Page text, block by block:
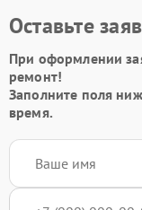
Оставьте
При оформлении
ремонт!
Заполните поля
время.